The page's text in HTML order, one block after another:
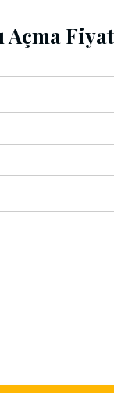
Açma